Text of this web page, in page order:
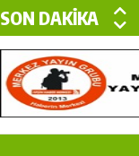
SON DAKİKA